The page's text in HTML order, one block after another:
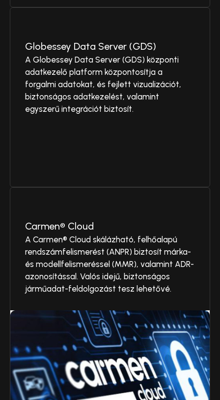
Globessey Data Server (GDS)
A Globessey Data Server (GDS) központi
adatkezelő platform központosítja a
forgalmi adatokat, és fejlett vizualizációt,
biztonságos adatkezelést, valamint
egyszerű integrációt biztosít.
Carmen® Cloud
A Carmen® Cloud skálázható, felhőalapú
rendszámfelismerést (ANPR) biztosít márka-
és modellfelismeréssel (MMR), valamint ADR-
azonosítással. Valós idejű, biztonságos
járműadat-feldolgozást tesz lehetővé.